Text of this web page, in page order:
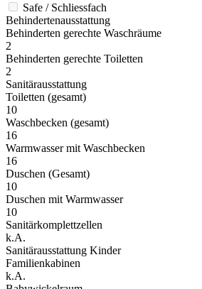
Safe / Schliessfach
Behindertenausstattung
Behinderten gerechte Waschräume
2
Behinderten gerechte Toiletten
2
Sanitärausstattung
Toiletten (gesamt)
10
Waschbecken (gesamt)
16
Warmwasser mit Waschbecken
16
Duschen (Gesamt)
10
Duschen mit Warmwasser
10
Sanitärkomplettzellen
k.A.
Sanitärausstattung Kinder
Familienkabinen
k.A.